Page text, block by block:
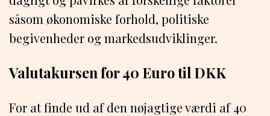
såsom økonomiske forhold, politiske
begivenheder og markedsudviklinger.
Valutakursen for 40 Euro til DKK
For at finde ud af den nøjagtige værdi af 40